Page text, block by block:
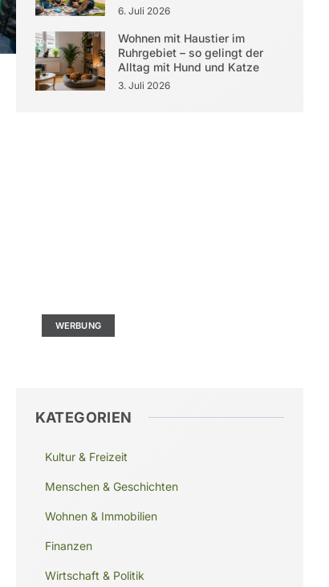
6. Juli 2026
Wohnen mit Haustier im
Ruhrgebiet – so gelingt der
Alltag mit Hund und Katze
3. Juli 2026
WERBUNG
KATEGORIEN
Kultur & Freizeit
Menschen & Geschichten
Wohnen & Immobilien
Finanzen
Wirtschaft & Politik